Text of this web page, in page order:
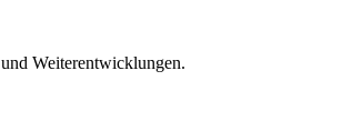
Weiterentwicklungen.